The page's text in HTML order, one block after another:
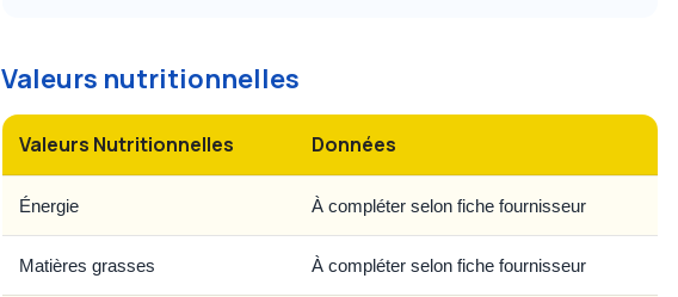
Valeurs nutritionnelles
Valeurs Nutritionnelles Données
Énergie À compléter selon fiche fournisseur
Matières grasses À compléter selon fiche fournisseur